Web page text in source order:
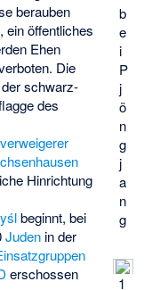
b
e
i
P
j
ö
n
g
j
a
n
g
1
berauben
öffentliches
Ehen
Die
schwarz-
des
Hinrichtung
beginnt, bei
Judenin der
erschossen